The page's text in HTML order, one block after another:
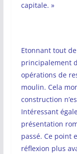
capitale. »
Etonnant tout
principalement
opérations de
moulin. Cela
construction
Intéressant
présentation
passé. Ce point
réflexion plus